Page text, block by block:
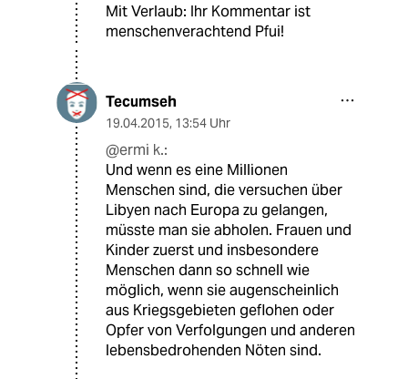
Mit Verlaub: Ihr Kommentar ist
menschenverachtend Pfui!
Tecumseh
19.04.2015, 13:54 Uhr
@ermi k.:
Und wenn es eine Millionen
Menschen sind, die versuchen über
Libyen nach Europa zu gelangen,
müsste man sie abholen. Frauen und
Kinder zuerst und insbesondere
Menschen dann so schnell wie
möglich, wenn sie augenscheinlich
aus Kriegsgebieten geflohen oder
Opfer von Verfolgungen und anderen
lebensbedrohenden Nöten sind.